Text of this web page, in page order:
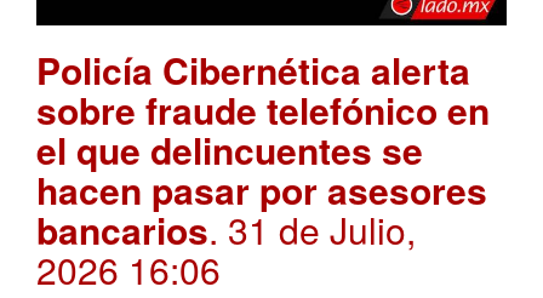
Policía Cibernética alerta
sobre fraude telefónico en
el que delincuentes se
hacen pasar por asesores
bancarios. 31 de Julio,
2026 16:06